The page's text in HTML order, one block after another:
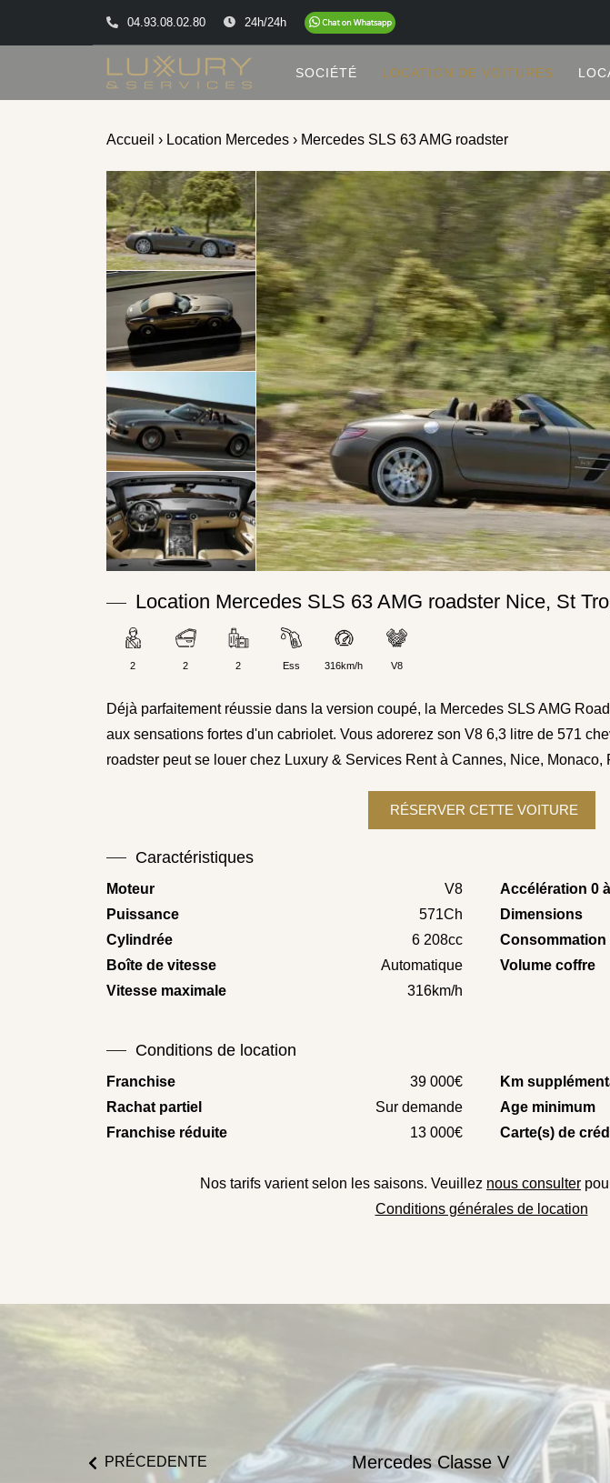
04.93.08.02.80 24h/24h
SOCIÉTÉ LOCATION DE VOITURES
Accueil › Location Mercedes › Mercedes SLS 63 AMG roadster
Location Mercedes SLS 63 AMG roadster Nice, St
2 2 2 Ess 316km/h V8
Déjà parfaitement réussie dans la version coupé, la Mercedes SLS AMG
aux sensations fortes d'un cabriolet. Vous adorerez son V8 6,3 litre de 571
roadster peut se louer chez Luxury & Services Rent à Cannes, Nice, Monaco,
Caractéristiques
Moteur
V8
Puissance
571Ch
Cylindrée
6 208cc
Boîte de vitesse
Automatique
Vitesse maximale
316km/h
Accélération 0
Dimensions
Consommation
Volume coffre
Conditions de location
Franchise
39 000€
Rachat partiel
Sur demande
Franchise réduite
13 000€
Km
Age minimum
Carte(s) de
Nos tarifs varient selon les saisons. Veuillez nous consulter
Conditions générales de location
PRÉCEDENTE Mercedes Classe V